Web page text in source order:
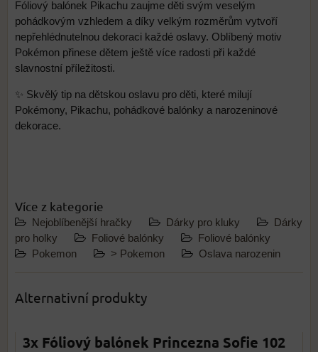
Fóliový balónek Pikachu zaujme děti svým veselým
pohádkovým vzhledem a díky velkým rozměrům vytvoří
nepřehlédnutelnou dekoraci každé oslavy. Oblíbený motiv
Pokémon přinese dětem ještě více radosti při každé
slavnostní příležitosti.
✨ Skvělý tip na dětskou oslavu pro děti, které milují
Pokémony, Pikachu, pohádkové balónky a narozeninové
dekorace.
Více z kategorie
Nejoblíbenější hračky Dárky pro kluky
Dárky
pro holky
Foliové balónky
Foliové balónky
Pokemon
> Pokemon Oslava narozenin
Alternativní produkty
3x Fóliový balónek Princezna Sofie 102